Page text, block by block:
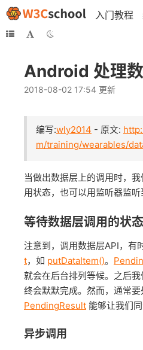
入门教程
Android 处理
2018-08-02 17:54 更新
编写:wly2014 - 原文:
m/training/wearables/
当做出数据层上的调用时，
用状态，也可以用监听器监听
等待数据层调用的状态
注意到，调用数据层API，有
t，如 putDataItem()。
就会在后台排列等候。之后
终会默默完成。然而，通常要
PendingResult 能够让我们
异步调用